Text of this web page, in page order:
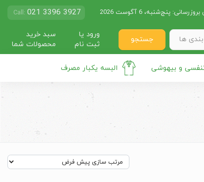
بروزرسانی: پنج‌شنبه، 6 آگوست 2026 Call: 021 3396 3927
ها جستجو
ورود یا
ثبت نام
سبد خرید
محصولات شما
و بیهوشی البسه یکبار مصرف